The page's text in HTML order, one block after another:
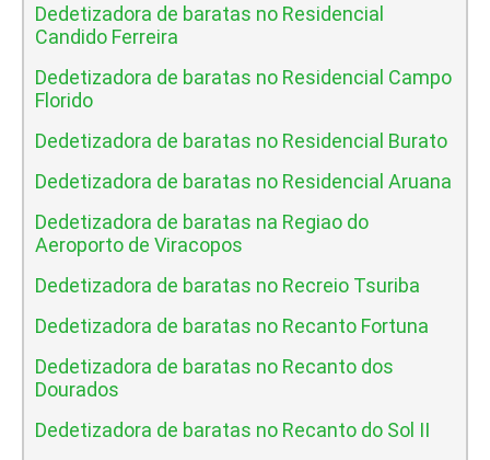
Dedetizadora de baratas no Residencial
Candido Ferreira
Dedetizadora de baratas no Residencial Campo
Florido
Dedetizadora de baratas no Residencial Burato
Dedetizadora de baratas no Residencial Aruana
Dedetizadora de baratas na Regiao do
Aeroporto de Viracopos
Dedetizadora de baratas no Recreio Tsuriba
Dedetizadora de baratas no Recanto Fortuna
Dedetizadora de baratas no Recanto dos
Dourados
Dedetizadora de baratas no Recanto do Sol II